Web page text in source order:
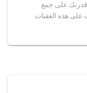
على جمع
هذه العقبات.